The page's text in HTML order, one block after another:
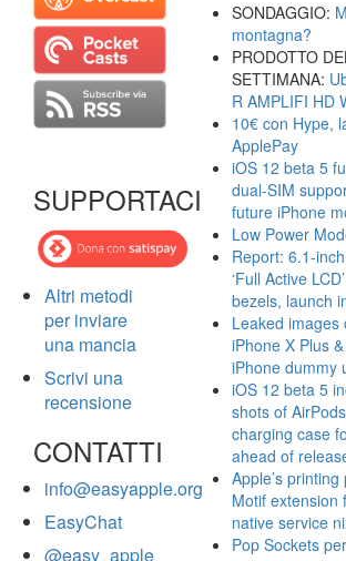
SUPPORTACI
Altri metodi
per inviare
una mancia
Scrivi una
recensione
CONTATTI
info@easyapple.org
EasyChat
@easy_apple
SONDAGGIO:
montagna?
PRODOTTO
SETTIMANA:
R AMPLIFI HD
10€ con Hype,
ApplePay
iOS 12 beta 5
dual-SIM
future iPhone
Low Power
Report: 6.1-
‘Full Active
bezels, launch
Leaked images
iPhone X Plus
iPhone dummy
iOS 12 beta 5
shots of
charging case
ahead of
Apple’s
Motif extension
native service
Pop Sockets